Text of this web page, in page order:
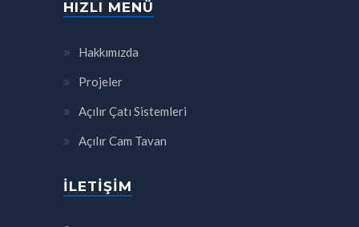
HIZLI MENÜ
Hakkımızda
Projeler
Açılır Çatı Sistemleri
Açılır Cam Tavan
İLETIŞIM